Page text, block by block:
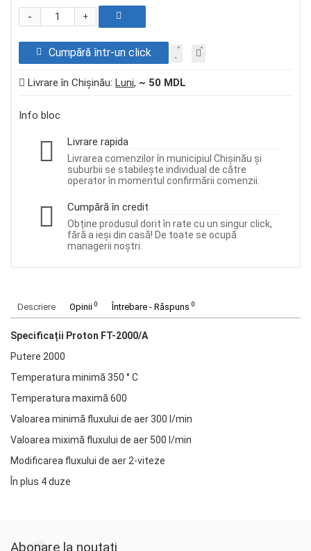
+
-
Cumpără într-un click
Livrare în Chișinău: Luni, ~ 50 MDL
Info bloc
Livrare rapida
Livrarea comenzilor în municipiul Chișinău și
suburbii se stabilește individual de către
operator în momentul confirmării comenzii.
Cumpără în credit
Obține produsul dorit în rate cu un singur click,
fără a ieși din casă! De toate se ocupă
managerii noștri.
Descriere Opinii 0 Întrebare - Răspuns 0
Specificații Proton FT-2000/A
Putere 2000
Temperatura minimă 350 ° C
Temperatura maximă 600
Valoarea minimă fluxului de aer 300 l/min
Valoarea miximă fluxului de aer 500 l/min
Modificarea fluxului de aer 2-viteze
În plus 4 duze
Abonare la noutati